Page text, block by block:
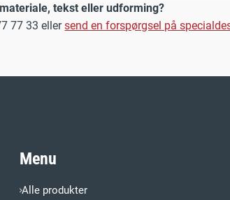
tekst eller udforming?
77 33 ellersend en forspørgsel på
Menu
Alle produkter